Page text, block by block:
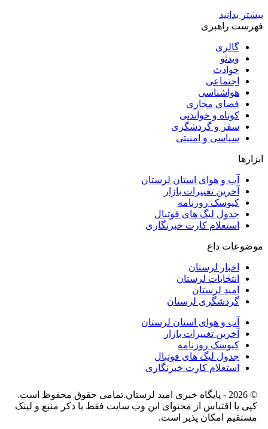
بیشتر بدانید
فهرست راهبری
گالری
ویدئو
حوادث
اجتماعی
هواشناسی
فضای مجازی
کوتاه و خواندنی
سفر و گردشگری
سیاسی و امنیتی
ابزارها
آب و هوای استان لرستان
آخرین تغییرات بازار
کیوسک روزنامه
جدول لیگ های فوتبال
استعلام کارت خبرنگاری
موضوعات داغ
اخبار لرستان
انتخابات لرستان
امید لرستان
گردشگری لرستان
آب و هوای استان لرستان
آخرین تغییرات بازار
کیوسک روزنامه
جدول لیگ های فوتبال
استعلام کارت خبرنگاری
© 2026 - پایگاه خبری اميد لرستان.تمامی حقوق محفوظ است.
کپی یا اقتباس از محتوای این وب سایت فقط با ذکر منبع و لینک
مستقیم امکان پذیر است.